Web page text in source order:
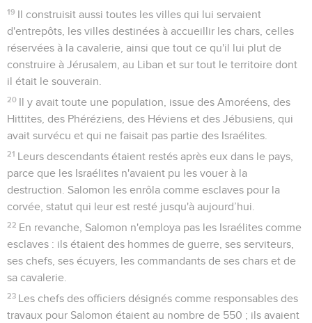
19 Il construisit aussi toutes les villes qui lui servaient
d'entrepôts, les villes destinées à accueillir les chars, celles
réservées à la cavalerie, ainsi que tout ce qu'il lui plut de
construire à Jérusalem, au Liban et sur tout le territoire dont
il était le souverain.
20 Il y avait toute une population, issue des Amoréens, des
Hittites, des Phéréziens, des Héviens et des Jébusiens, qui
avait survécu et qui ne faisait pas partie des Israélites.
21 Leurs descendants étaient restés après eux dans le pays,
parce que les Israélites n'avaient pu les vouer à la
destruction. Salomon les enrôla comme esclaves pour la
corvée, statut qui leur est resté jusqu'à aujourd’hui.
22 En revanche, Salomon n'employa pas les Israélites comme
esclaves : ils étaient des hommes de guerre, ses serviteurs,
ses chefs, ses écuyers, les commandants de ses chars et de
sa cavalerie.
23 Les chefs des officiers désignés comme responsables des
travaux pour Salomon étaient au nombre de 550 ; ils avaient